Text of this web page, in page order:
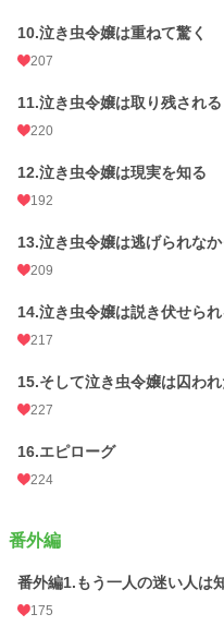
10.泣き虫令嬢は重ねて驚く
207
11.泣き虫令嬢は取り残される
220
12.泣き虫令嬢は現実を知る
192
13.泣き虫令嬢は逃げられな
209
14.泣き虫令嬢は説き伏せられ
217
15.そして泣き虫令嬢は囚われ
227
16.エピローグ
224
番外編
番外編1.もう一人の迷い人は
175